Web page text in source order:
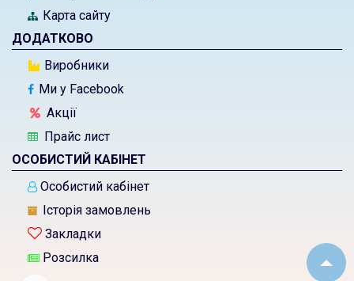
Карта сайту
ДОДАТКОВО
Виробники
Ми у Facebook
Акції
Прайс лист
ОСОБИСТИЙ КАБІНЕТ
Особистий кабінет
Історія замовлень
Закладки
Розсилка